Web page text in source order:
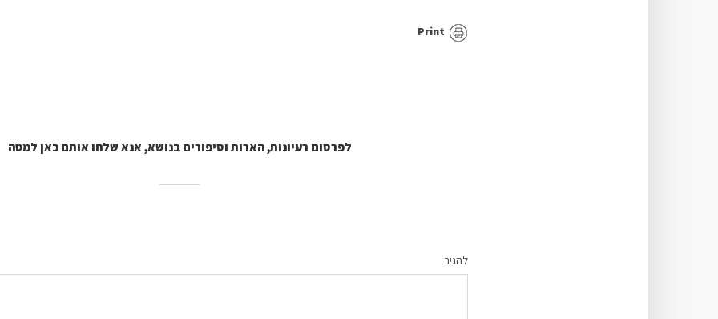
Print
לפרסום רעיונות, הארות וסיפורים בנושא, אנא שלחו אותם כאן למטה
להגיב